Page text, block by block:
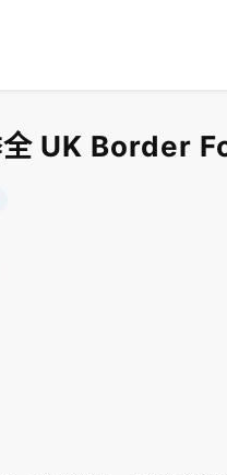
UK Border